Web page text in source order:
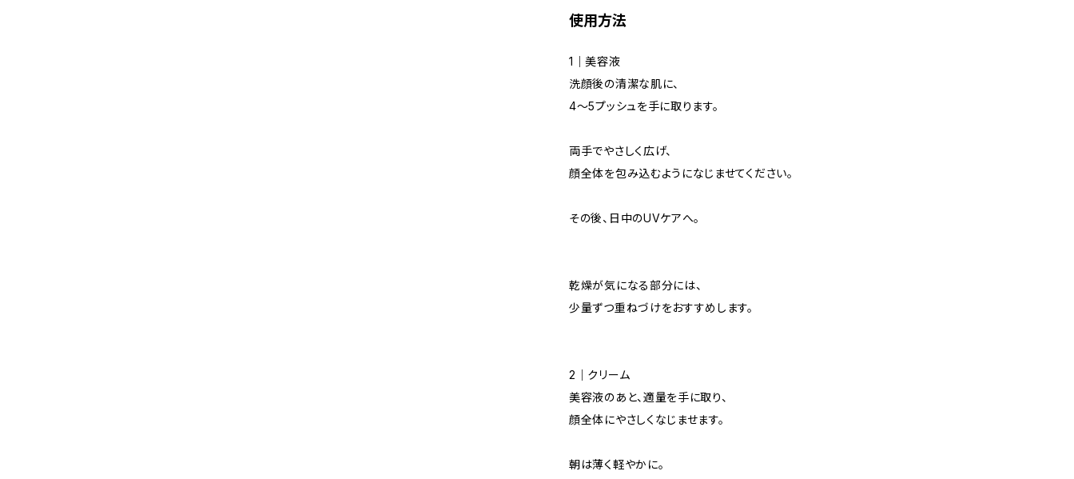
使用方法
1｜美容液
洗顔後の清潔な肌に、
4〜5プッシュを手に取ります。
両手でやさしく広げ、
顔全体を包み込むようになじませてください。
その後、日中のUVケアへ。
乾燥が気になる部分には、
少量ずつ重ねづけをおすすめします。
2｜クリーム
美容液のあと、適量を手に取り、
顔全体にやさしくなじませます。
朝は薄く軽やかに。